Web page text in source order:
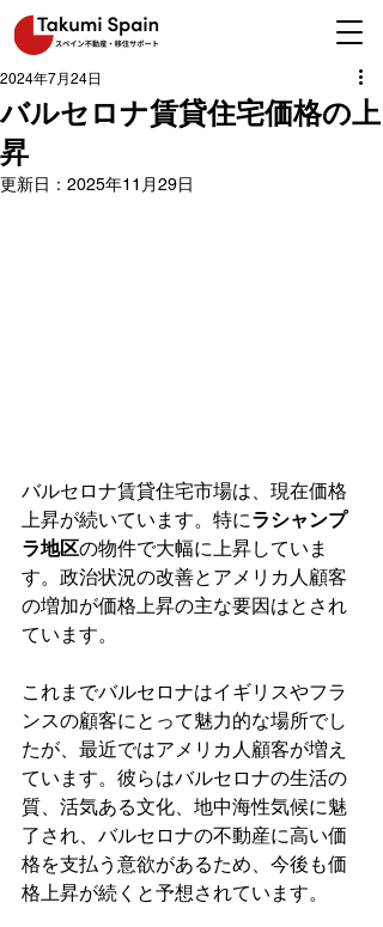
バルセロナ賃貸住宅価格の上
昇
2024年7月24日
更新日： 2025年11月29日
バルセロナ賃貸住宅市場は、現在価格
上昇が続いています。特にラシャンプ
ラ地区の物件で大幅に上昇していま
す。政治状況の改善とアメリカ人顧客
の増加が価格上昇の主な要因はとされ
ています。
これまでバルセロナはイギリスやフラ
ンスの顧客にとって魅力的な場所でし
たが、最近ではアメリカ人顧客が増え
ています。彼らはバルセロナの生活の
質、活気ある文化、地中海性気候に魅
了され、バルセロナの不動産に高い価
格を支払う意欲があるため、今後も価
格上昇が続くと予想されています。